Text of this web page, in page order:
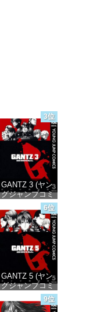
3位
GANTZ 3 (ヤン
グジャンプコミ
ックスDIGITAL)
価格：¥100
6位
GANTZ 5 (ヤン
グジャンプコミ
ックスDIGITAL)
9位